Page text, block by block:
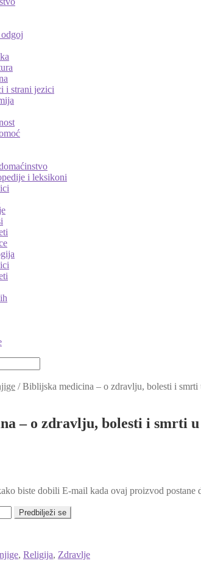
i strani jezici
i leksikoni
/Biblijska medicina – o zdravlju, bolesti i
– o zdravlju, bolesti i smrti
biste dobili E-mail kada ovaj proizvod postane
Predbilježi se
, Religija, Zdravlje